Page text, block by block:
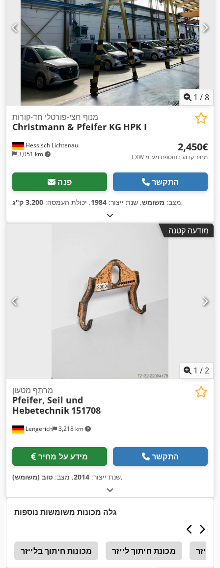
1 /8
Hessisch Lichtenau
3,051 km
מנוף חצי-פורטלי חד-קורות
Christmann & Pfeifer KG HPK I
‏2,450 ‏€
EXW מחיר קבוע בתוספת מע"מ
פנה התקשר
מצב: משומש, שנת ייצור: 1984, יכולת העמסה: 3,200 ק"ג ,
מודעה קטנה
1 /2
Lengerich 3,218 km
מַרתֵף מִטעוֹן
Pfeifer, Seil und
Hebetechnik 151708
מידע על מחיר התקשר
שנת ייצור: 2014, מצב: טוב (משומש) ,
גלה מכונות משומשות נוספות
מכונות חיתוך בלייזר מכונת חיתוך לייזר לייזר